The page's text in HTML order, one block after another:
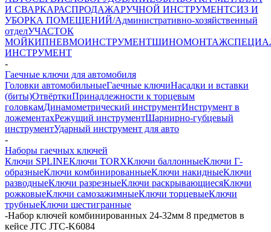
И СВАРКАРАСПРОДАЖАРУЧНОЙ ИНСТРУМЕНТСИЗ И
УБОРКА ПОМЕЩЕНИЙ/Административно-хозяйственный
отделУЧАСТОК
МОЙКИПНЕВМОИНСТРУМЕНТШИНОМОНТАЖ
ИНСТРУМЕНТ
-
Гаечные ключи для автомобиля
Головки автомобильныеГаечные ключиНасадки и вставки
(биты)ОтвёрткиПринадлежности к торцевым
головкамДинамометрический инструментИнструмент в
ложементахРежущий инструментШарнирно-губцевый
инструментУдарный инструмент для авто
-
Наборы гаечных ключей
Ключи SPLINEКлючи TORXКлючи баллонныеКлючи Г-
образныеКлючи комбинированныеКлючи накидныеКлючи
разводныеКлючи разрезныеКлючи раскрывающиесяКлючи
рожковыеКлючи самозажимныеКлючи торцевыеКлючи
трубныеКлючи шестигранные
-Набор ключей комбинированных 24-32мм 8 предметов в
кейсе JTC JTC-K6084